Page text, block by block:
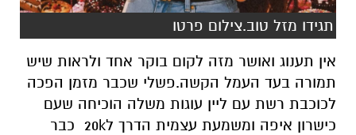
תגידו מזל טוב.צילום פרטו
אין תענוג ואושר מזה לקום בוקר אחד ולראות שיש
תמורה בעד העמל הקשה.פשלי שכבר מזמן הפכה
לכוכבת רשת עם ליין עוגות משלה הוכיחה שעם
כישרון איפה ומשמעת עצמית הדרך ל20k כבר